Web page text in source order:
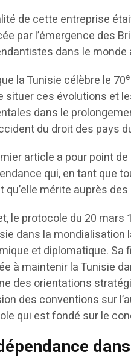
de cette entreprise
par l’émergence des
dans le monde
la Tunisie célèbre le 70e
situer ces évolutions et
dans le
du droit des pays
article a pour point
qui, en tant que
qu’elle mérite auprès
le protocole du 20 mars
dans la mondialisation
et diplomatique. Sa
à maintenir la Tunisie
des orientations
des conventions sur
qui est fondé sur le